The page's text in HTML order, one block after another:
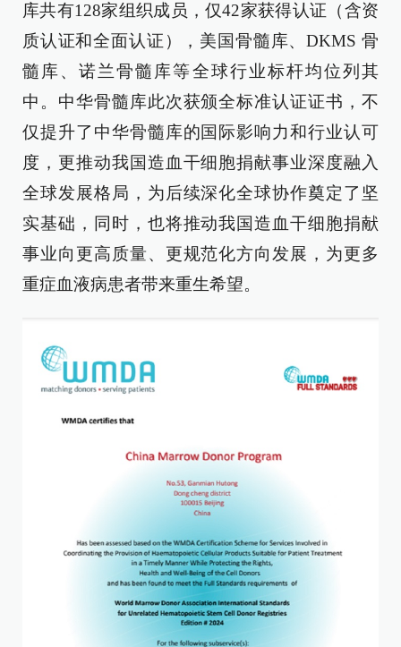
库共有128家组织成员，仅42家获得认证（含资
质认证和全面认证），美国骨髓库、DKMS 骨
髓库、诺兰骨髓库等全球行业标杆均位列其
中。中华骨髓库此次获颁全标准认证证书，不
仅提升了中华骨髓库的国际影响力和行业认可
度，更推动我国造血干细胞捐献事业深度融入
全球发展格局，为后续深化全球协作奠定了坚
实基础，同时，也将推动我国造血干细胞捐献
事业向更高质量、更规范化方向发展，为更多
重症血液病患者带来重生希望。